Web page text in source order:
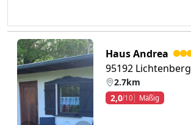
Haus Andrea
95192 Lichtenberg
2.7km
2,0/10 Mäßig